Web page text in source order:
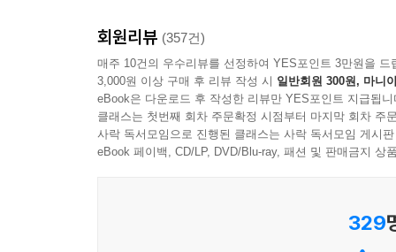
냉담한 세상에서 인간성을 잃지 않고 살아가기
맞서야 한다. 그리고 나와 타인을 위해, 더 나은
을 견디고 있는 그대로의 나로서 살아가기 위하여.
---「에필로그」중에서
누구도 흉내 내지 않고 누구도 부러워하지 않는
나를 인정하고 사랑하는 방법을 말하다
아무런 잘못 없이 스스로를 질책해야 했던 나와 닮
우린 잘못이 없다고. 나로서 당당하게 살아가도 된
이 책은 사회 심리학을 편한 에세이로 풀어내
회원리뷰 (357건)
매주 10건의 우수리뷰를 선정하여 YES포인트 3만원을 드
3,000원 이상 구매 후 리뷰 작성 시 일반회원 300원, 마니
eBook은 다운로드 후 작성한 리뷰만 YES포인트 지급됩니
클래스는 첫번째 회차 주문확정 시점부터 마지막 회차 주
사락 독서모임으로 진행된 클래스는 사락 독서모임 게시
eBook 페이백, CD/LP, DVD/Blu-ray, 패션 및 판매금지 상
329